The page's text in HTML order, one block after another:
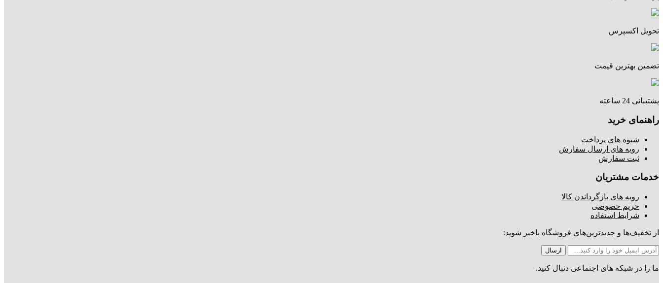
تحویل اکسپرس
تضمین بهترین قیمت
پشتیبانی 24 ساعته
راهنمای خرید
شیوه های پرداخت
رویه های ارسال سفارش
ثبت سفارش
خدمات مشتریان
رویه های بازگرداندن کالا
حریم خصوصی
شرایط استفاده
از تخفیف‌ها و جدیدترین‌های فروشگاه باخبر شوید:
ما را در شبکه های اجتماعی دنبال کنید.